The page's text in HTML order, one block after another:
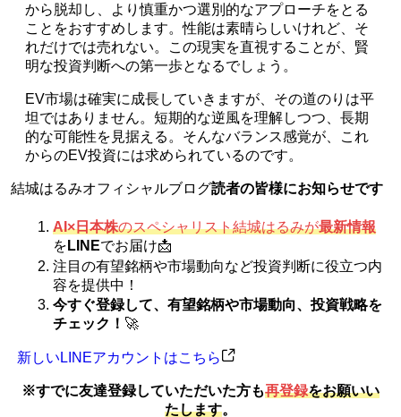
から脱却し、より慎重かつ選別的なアプローチをとる
ことをおすすめします。性能は素晴らしいけれど、そ
れだけでは売れない。この現実を直視することが、賢
明な投資判断への第一歩となるでしょう。
EV市場は確実に成長していきますが、その道のりは平
坦ではありません。短期的な逆風を理解しつつ、長期
的な可能性を見据える。そんなバランス感覚が、これ
からのEV投資には求められているのです。
結城はるみオフィシャルブログ読者の皆様にお知らせです
AI×日本株のスペシャリスト結城はるみが最新情報
を LINEでお届け📩
注目の有望銘柄や市場動向など投資判断に役立つ内
容を提供中！
今すぐ登録して、有望銘柄や市場動向、投資戦略を
チェック！ 🚀
新しいLINEアカウントはこちら
※すでに友達登録していただいた方も再登録をお願いい
たします。